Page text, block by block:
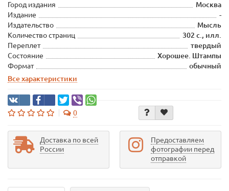
Город издания
Москва
Издание
-
Издательство
Мысль
Количество страниц
302 с., илл.
Переплет
твердый
Состояние
Хорошее. Штампы
Формат
обычный
Все характеристики
0
Доставка по всей
России
Предоставляем
фотографии перед
отправкой